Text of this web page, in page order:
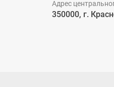
Адрес
350000, г.